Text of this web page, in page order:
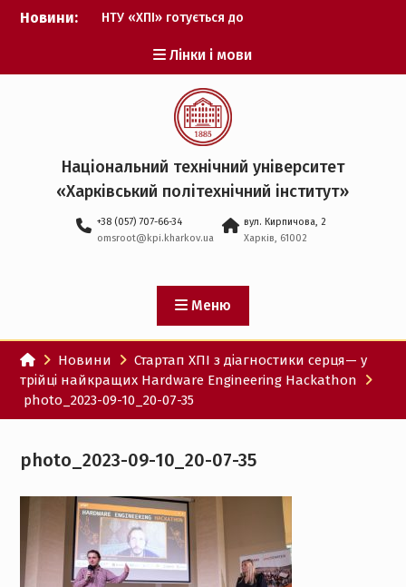
Перейти
Новини:
НТУ «ХПІ» готується до
Музичні таланти ХПІ
запрошуються на
Всеукраїнський
фестиваль «Червона
рута – 2027»
ХПІ уклав угоду про
партнерство з ДержНДІ
технологій кібербезпеки
Головнокомандувачем
Збройних Сил України
участю ХПІ обговорили
перспективи українсько-
іспанського
технологічного
партнерства
Лінки і мови
Національний технічний університет
«Харківський політехнічний iнститут»
+38 (057) 707-66-34
omsroot@kpi.kharkov.ua
вул. Кирпичова, 2
Харків, 61002
Меню
Новини
Стартап ХПІ з діагностики серця— у
трійці найкращих Hardware Engineering Hackathon
photo_2023-09-10_20-07-35
photo_2023-09-10_20-07-35